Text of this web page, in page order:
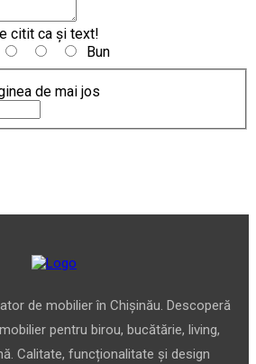
citit ca şi text!
Bun
de mai jos
de mobilier în Chișinău. Descoperă
pentru birou, bucătărie, living,
Calitate, funcționalitate și design